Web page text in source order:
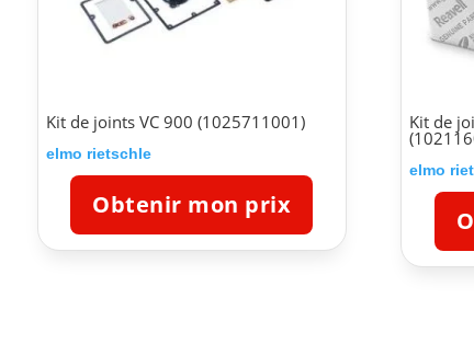
Kit de joints VC 900 (1025711001)
elmo rietschle
Obtenir mon prix
Kit de
elmo